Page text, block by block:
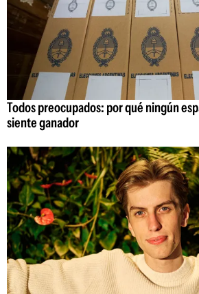
Todos preocupados: por qué ningún
siente ganador